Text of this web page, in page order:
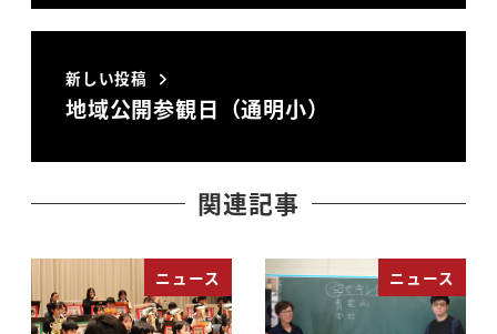
新しい投稿
地域公開参観日（通明小）
関連記事
ニュース ニュース